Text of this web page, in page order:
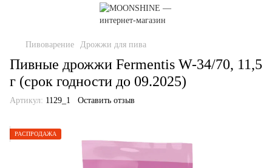
Пивоварение Дрожжи для пива
Пивные дрожжи Fermentis W-34/70, 11,5
г (срок годности до 09.2025)
Артикул: 1129_1 Оставить отзыв
РАСПРОДАЖА